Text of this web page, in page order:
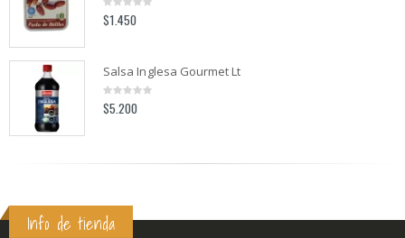
0
out
$1.450
Salsa Inglesa Gourmet Lt
0
out
$5.200
Info de tienda